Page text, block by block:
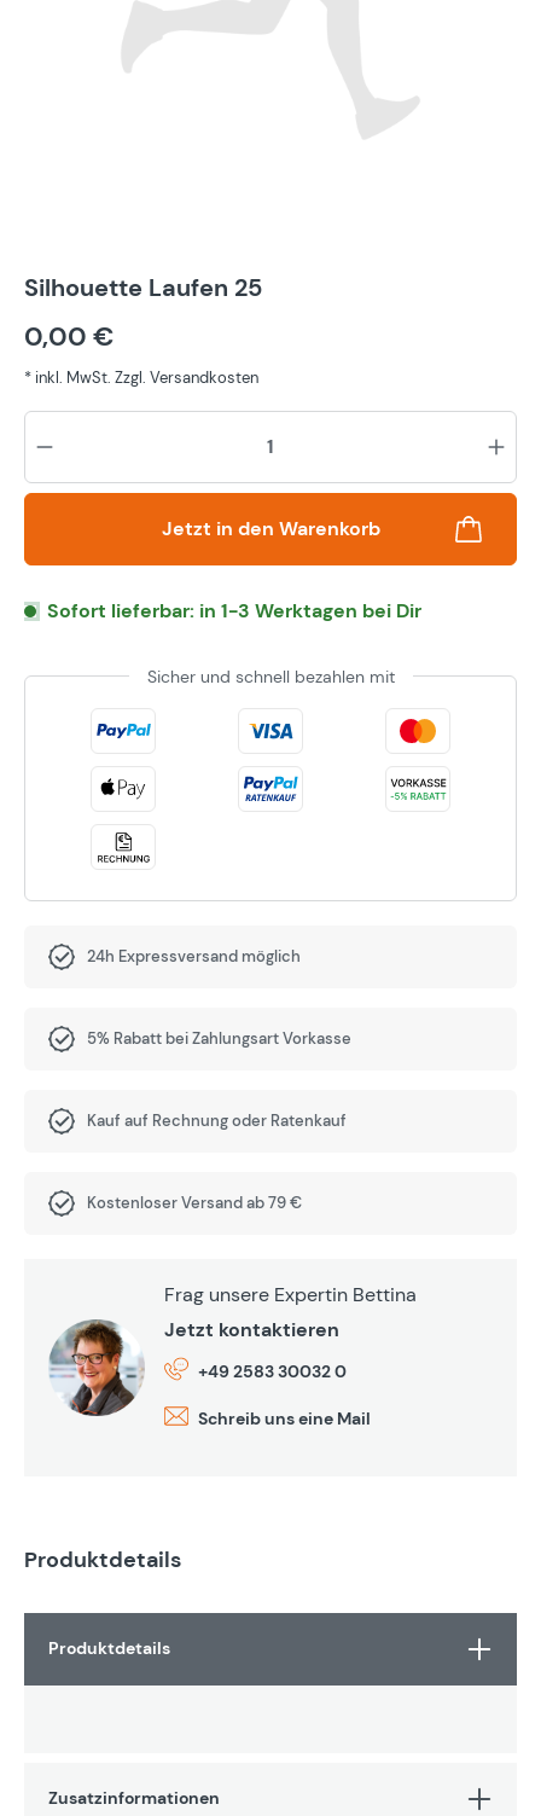
Silhouette Laufen 25
0,00 €
* inkl. MwSt. Zzgl. Versandkosten
Jetzt in den Warenkorb
Sofort lieferbar: in 1-3 Werktagen bei Dir
Sicher und schnell bezahlen mit
24h Expressversand möglich
5% Rabatt bei Zahlungsart Vorkasse
Kauf auf Rechnung oder Ratenkauf
Kostenloser Versand ab 79 €
Frag unsere Expertin Bettina
Jetzt kontaktieren
+49 2583 30032 0
Schreib uns eine Mail
Produktdetails
Produktdetails
Zusatzinformationen